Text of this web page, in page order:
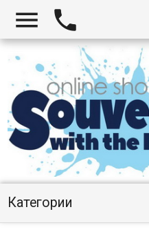
 
Категории